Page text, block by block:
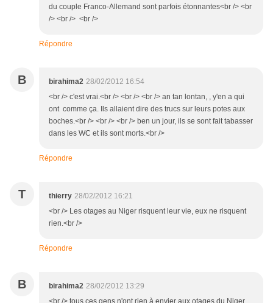
du couple Franco-Allemand sont parfois étonnantes<br /> <br
/> <br /> <br />
Répondre
B birahima2 28/02/2012 16:54
<br /> c'est vrai.<br /> <br /> <br /> an tan lontan, , y'en a qui
ont comme ça. Ils allaient dire des trucs sur leurs potes aux
boches.<br /> <br /> <br /> ben un jour, ils se sont fait tabasser
dans les WC et ils sont morts.<br />
Répondre
T thierry 28/02/2012 16:21
<br /> Les otages au Niger risquent leur vie, eux ne risquent
rien.<br />
Répondre
B birahima2 28/02/2012 13:29